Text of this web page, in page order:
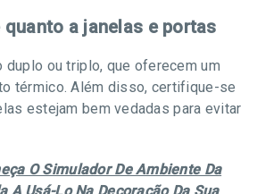
a janelas e portas
duplo ou triplo, que oferecem um
térmico. Além disso, certifique-se
estejam bem vedadas para evitar
O Simulador De Ambiente Da